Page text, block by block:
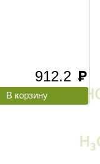
912.2 руб